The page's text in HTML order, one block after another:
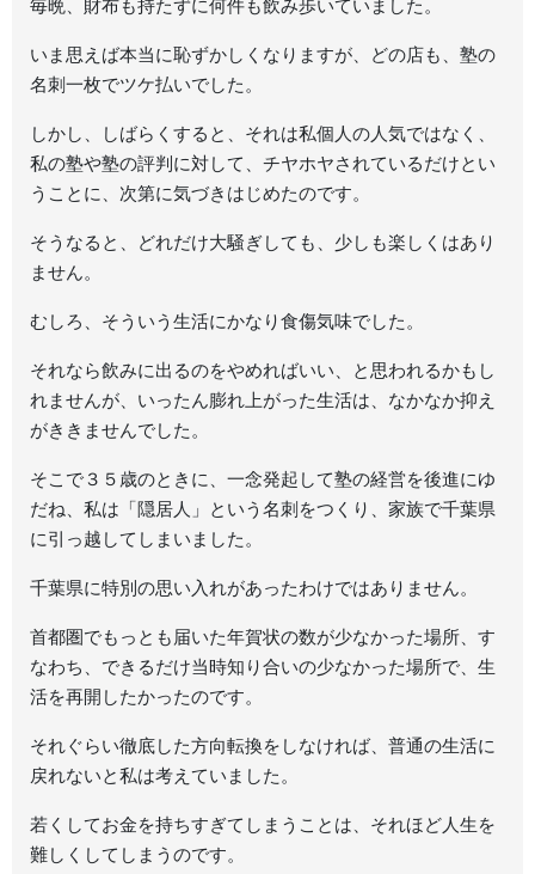
毎晩、財布も持たずに何件も飲み歩いていました。
いま思えば本当に恥ずかしくなりますが、どの店も、塾の
名刺一枚でツケ払いでした。
しかし、しばらくすると、それは私個人の人気ではなく、
私の塾や塾の評判に対して、チヤホヤされているだけとい
うことに、次第に気づきはじめたのです。
そうなると、どれだけ大騒ぎしても、少しも楽しくはあり
ません。
むしろ、そういう生活にかなり食傷気味でした。
それなら飲みに出るのをやめればいい、と思われるかもし
れませんが、いったん膨れ上がった生活は、なかなか抑え
がききませんでした。
そこで３５歳のときに、一念発起して塾の経営を後進にゆ
だね、私は「隠居人」という名刺をつくり、家族で千葉県
に引っ越してしまいました。
千葉県に特別の思い入れがあったわけではありません。
首都圏でもっとも届いた年賀状の数が少なかった場所、す
なわち、できるだけ当時知り合いの少なかった場所で、生
活を再開したかったのです。
それぐらい徹底した方向転換をしなければ、普通の生活に
戻れないと私は考えていました。
若くしてお金を持ちすぎてしまうことは、それほど人生を
難しくしてしまうのです。